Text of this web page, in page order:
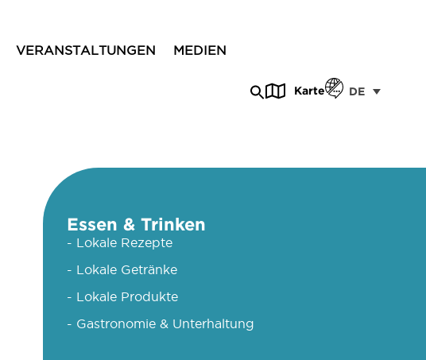
VERANSTALTUNGEN MEDIEN
Karte DE
Essen & Trinken
- Lokale Rezepte
- Lokale Getränke
- Lokale Produkte
- Gastronomie & Unterhaltung